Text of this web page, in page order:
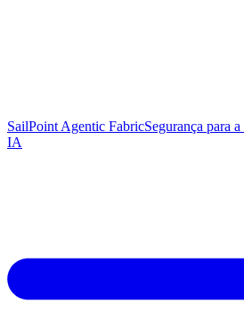
SailPoint Agentic FabricSegurança para
IA